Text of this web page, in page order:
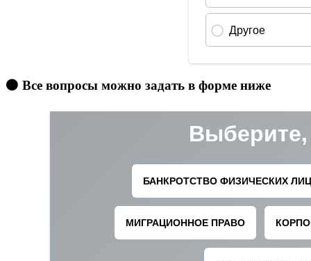
🟠 Все вопросы можно задать в форме ниже